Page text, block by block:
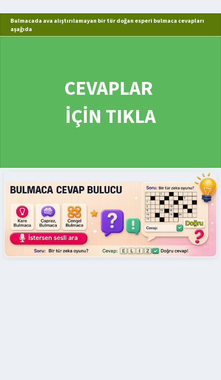
Bulmacada ava alıştırılamayan bir tür doğan esperi bulmaca cevapları
aşağıda
CEVAPLAR
İÇİN TIKLA